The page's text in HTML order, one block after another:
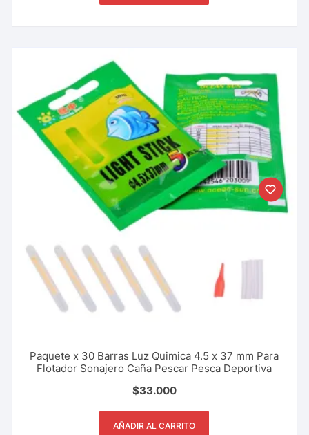
Paquete x 30 Barras Luz Quimica 4.5 x 37 mm Para
Flotador Sonajero Caña Pescar Pesca Deportiva
$33.000
AÑADIR AL CARRITO